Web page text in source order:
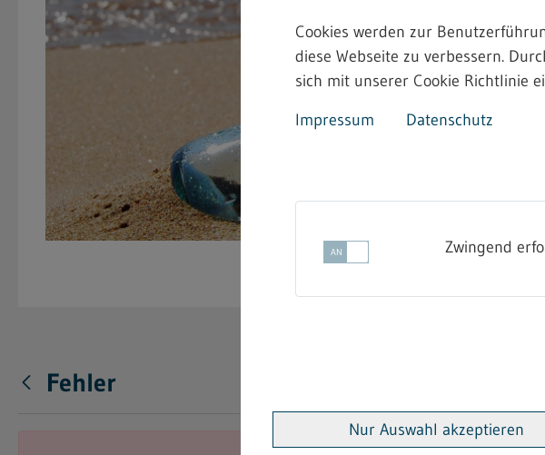
Fehler
Cookies werden zur
diese Webseite zu verbessern.
sich mit unserer Cookie Richtlinie
Impressum
Datenschutz
Zwingend
Nur Auswahl akzeptieren